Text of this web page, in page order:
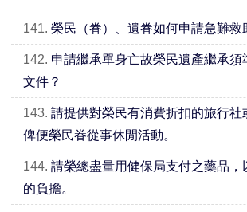
141. 榮民（眷）、遺眷如何申請急難救
142. 申請繼承單身亡故榮民遺產繼承須
文件？
143. 請提供對榮民有消費折扣的旅行社
俾便榮民眷從事休閒活動。
144. 請榮總盡量用健保局支付之藥品，
的負擔。